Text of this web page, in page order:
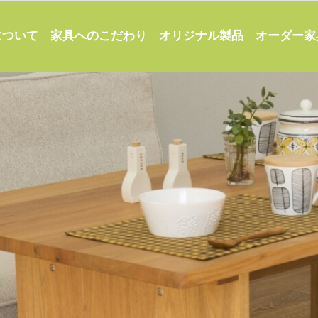
いて 家具へのこだわり オリジナル製品 オーダー家